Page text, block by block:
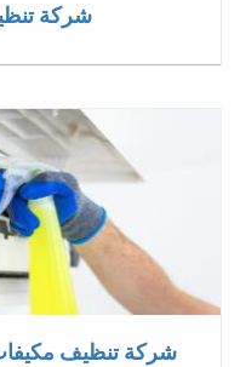
شركة
شركة تنظيف